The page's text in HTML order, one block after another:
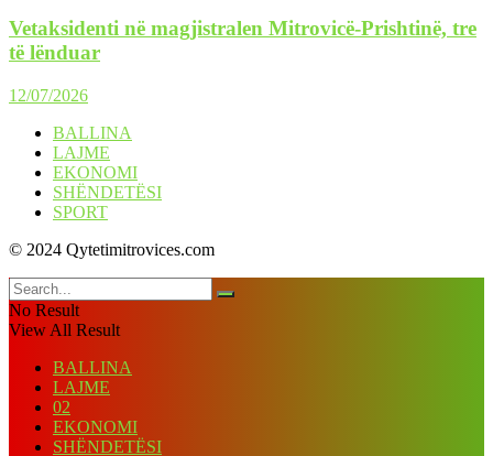
Vetaksidenti në magjistralen Mitrovicë-Prishtinë, tre
të lënduar
12/07/2026
BALLINA
LAJME
EKONOMI
SHËNDETËSI
SPORT
© 2024 Qytetimitrovices.com
No Result
View All Result
BALLINA
LAJME
02
EKONOMI
SHËNDETËSI